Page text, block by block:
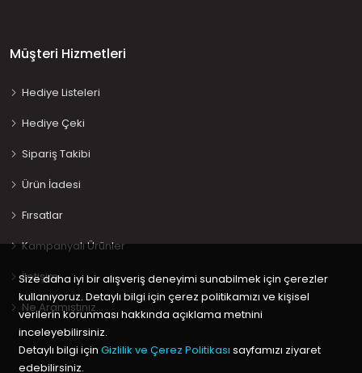
Müşteri Hizmetleri
Hediye Listeleri
Hediye Çeki
Sipariş Takibi
Ürün İadesi
Fırsatlar
Kampanyalı Ürünler
İletişim
Ne Aramıştınız…
Size daha iyi bir alışveriş deneyimi sunabilmek için çerezler
kullanıyoruz. Detaylı bilgi için çerez politikamızı ve kişisel
verilerin korunması hakkında açıklama metnini
inceleyebilirsiniz.
Detaylı bilgi için Gizlilik ve Çerez Politikası sayfamızı ziyaret
edebilirsiniz.